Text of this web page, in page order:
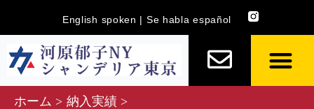
を
English spoken | Se habla español
ホーム
納入実績